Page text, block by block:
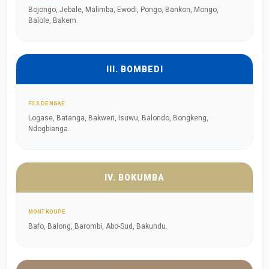
Bojongo, Jebale, Malimba, Ewodi, Pongo, Bankon, Mongo,
Balole, Bakem.
III. BOMBEDI
FILS DE NGAE
Logase, Batanga, Bakweri, Isuwu, Balondo, Bongkeng,
Ndogbianga.
IV. BOKUMBA
MONT KOUPÉ
Bafo, Balong, Barombi, Abo-Sud, Bakundu.